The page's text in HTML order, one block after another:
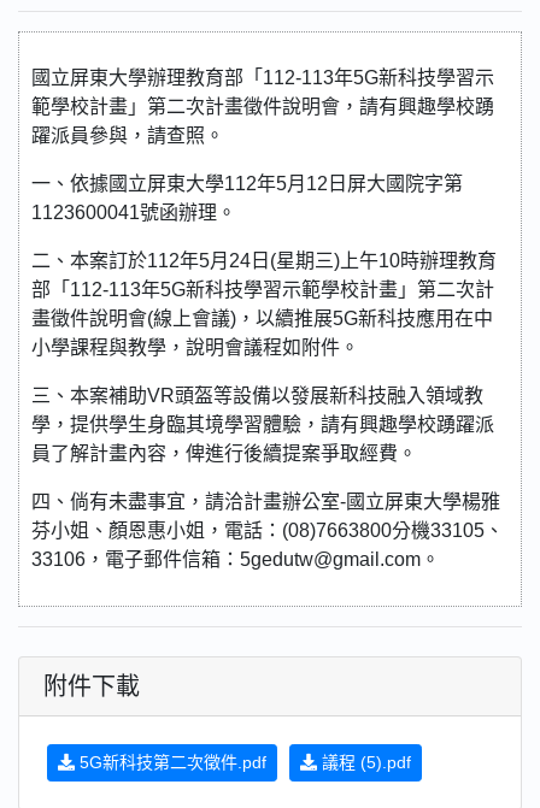
國立屏東大學辦理教育部「112-113年5G新科技學習示
範學校計畫」第二次計畫徵件說明會，請有興趣學校踴
躍派員參與，請查照。
一、依據國立屏東大學112年5月12日屏大國院字第
1123600041號函辦理。
二、本案訂於112年5月24日(星期三)上午10時辦理教育
部「112-113年5G新科技學習示範學校計畫」第二次計
畫徵件說明會(線上會議)，以續推展5G新科技應用在中
小學課程與教學，說明會議程如附件。
三、本案補助VR頭盔等設備以發展新科技融入領域教
學，提供學生身臨其境學習體驗，請有興趣學校踴躍派
員了解計畫內容，俾進行後續提案爭取經費。
四、倘有未盡事宜，請洽計畫辦公室-國立屏東大學楊雅
芬小姐、顏恩惠小姐，電話：(08)7663800分機33105、
33106，電子郵件信箱：5gedutw@gmail.com。
附件下載
5G新科技第二次徵件.pdf 議程 (5).pdf